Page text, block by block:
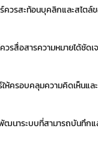
รสะท้อนบุคลิกและสไตล์
รสื่อสารความหมายได้ชัด
ครอบคลุมความคิดเห็นแ
นาระบบที่สามารถบันทึกแ